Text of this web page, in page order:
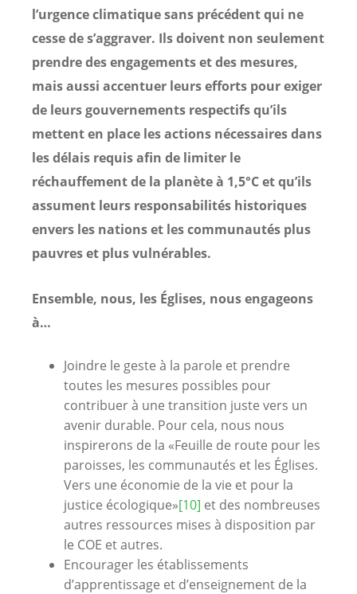
l’urgence climatique sans précédent qui ne
cesse de s’aggraver. Ils doivent non seulement
prendre des engagements et des mesures,
mais aussi accentuer leurs efforts pour exiger
de leurs gouvernements respectifs qu’ils
mettent en place les actions nécessaires dans
les délais requis afin de limiter le
réchauffement de la planète à 1,5°C et qu’ils
assument leurs responsabilités historiques
envers les nations et les communautés plus
pauvres et plus vulnérables.
Ensemble, nous, les Églises, nous engageons
à…
Joindre le geste à la parole et prendre
toutes les mesures possibles pour
contribuer à une transition juste vers un
avenir durable. Pour cela, nous nous
inspirerons de la «Feuille de route pour les
paroisses, les communautés et les Églises.
Vers une économie de la vie et pour la
justice écologique»[10] et des nombreuses
autres ressources mises à disposition par
le COE et autres.
Encourager les établissements
d’apprentissage et d’enseignement de la